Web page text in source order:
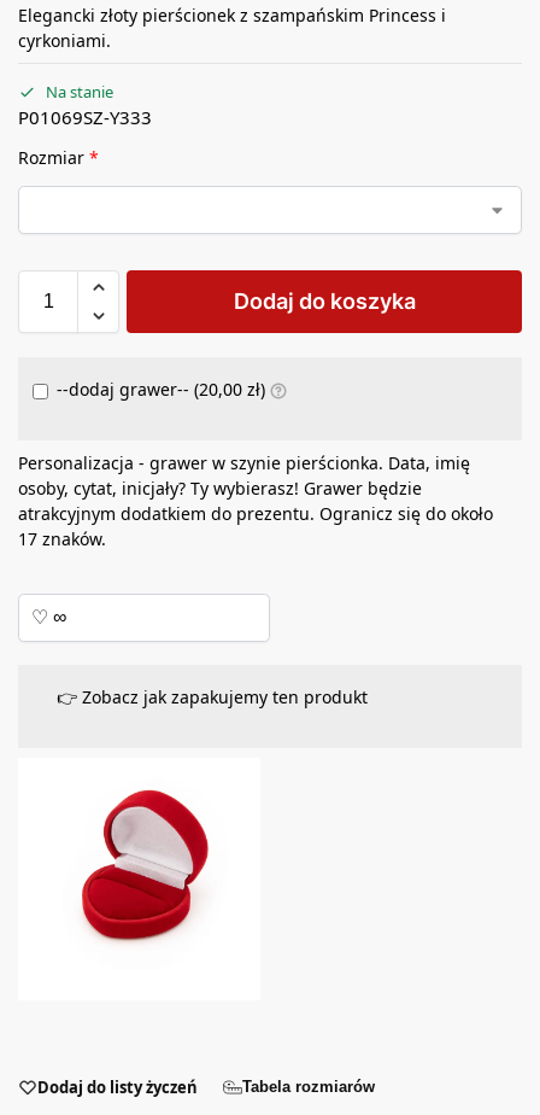
Elegancki złoty pierścionek z szampańskim Princess i
cyrkoniami.
Na stanie
P01069SZ-Y333
Rozmiar *
Dodaj do koszyka
--dodaj grawer-- (20,00 zł)
Personalizacja - grawer w szynie pierścionka. Data, imię
osoby, cytat, inicjały? Ty wybierasz! Grawer będzie
atrakcyjnym dodatkiem do prezentu. Ogranicz się do około
17 znaków.
👉 Zobacz jak zapakujemy ten produkt
Dodaj do listy życzeń Tabela rozmiarów